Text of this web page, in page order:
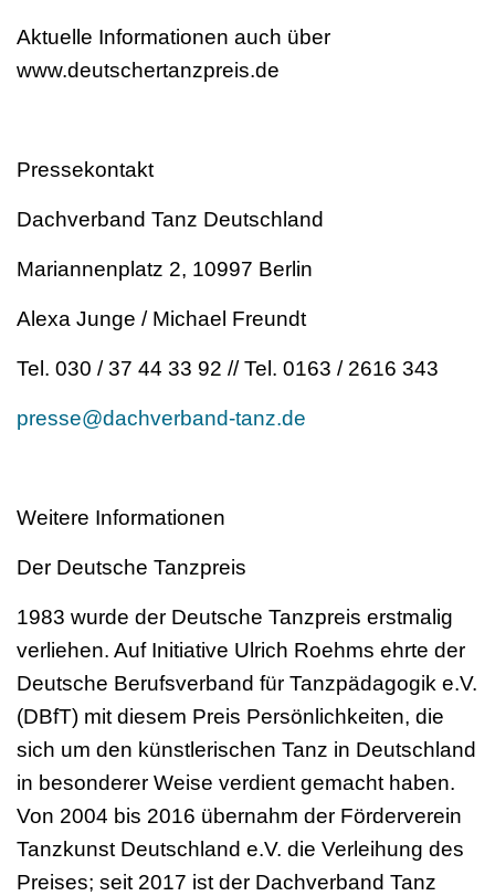
Aktuelle Informationen auch über
www.deutschertanzpreis.de
Pressekontakt
Dachverband Tanz Deutschland
Mariannenplatz 2, 10997 Berlin
Alexa Junge / Michael Freundt
Tel. 030 / 37 44 33 92 // Tel. 0163 / 2616 343
presse@dachverband-tanz.de
Weitere Informationen
Der Deutsche Tanzpreis
1983 wurde der Deutsche Tanzpreis erstmalig
verliehen. Auf Initiative Ulrich Roehms ehrte der
Deutsche Berufsverband für Tanzpädagogik e.V.
(DBfT) mit diesem Preis Persönlichkeiten, die
sich um den künstlerischen Tanz in Deutschland
in besonderer Weise verdient gemacht haben.
Von 2004 bis 2016 übernahm der Förderverein
Tanzkunst Deutschland e.V. die Verleihung des
Preises; seit 2017 ist der Dachverband Tanz